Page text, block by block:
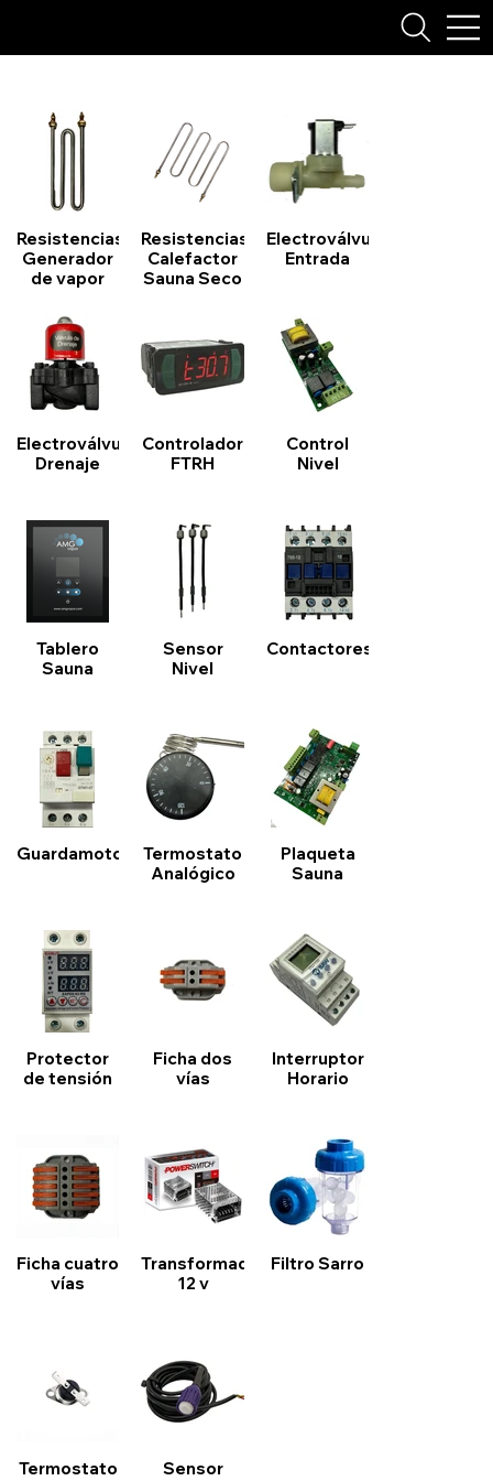
Resistencias
Generador
de vapor
Resistencias
Calefactor
Sauna Seco
Electroválvula
Entrada
Electroválvula
Drenaje
Controlador
FTRH
Control
Nivel
Tablero
Sauna
Sensor
Nivel
Contactores
Guardamotor
Termostato
Analógico
Plaqueta
Sauna
Protector
de tensión
Ficha dos
vías
Interruptor
Horario
Ficha cuatro
vías
Transformador
12 v
Filtro Sarro
Termostato
Sensor